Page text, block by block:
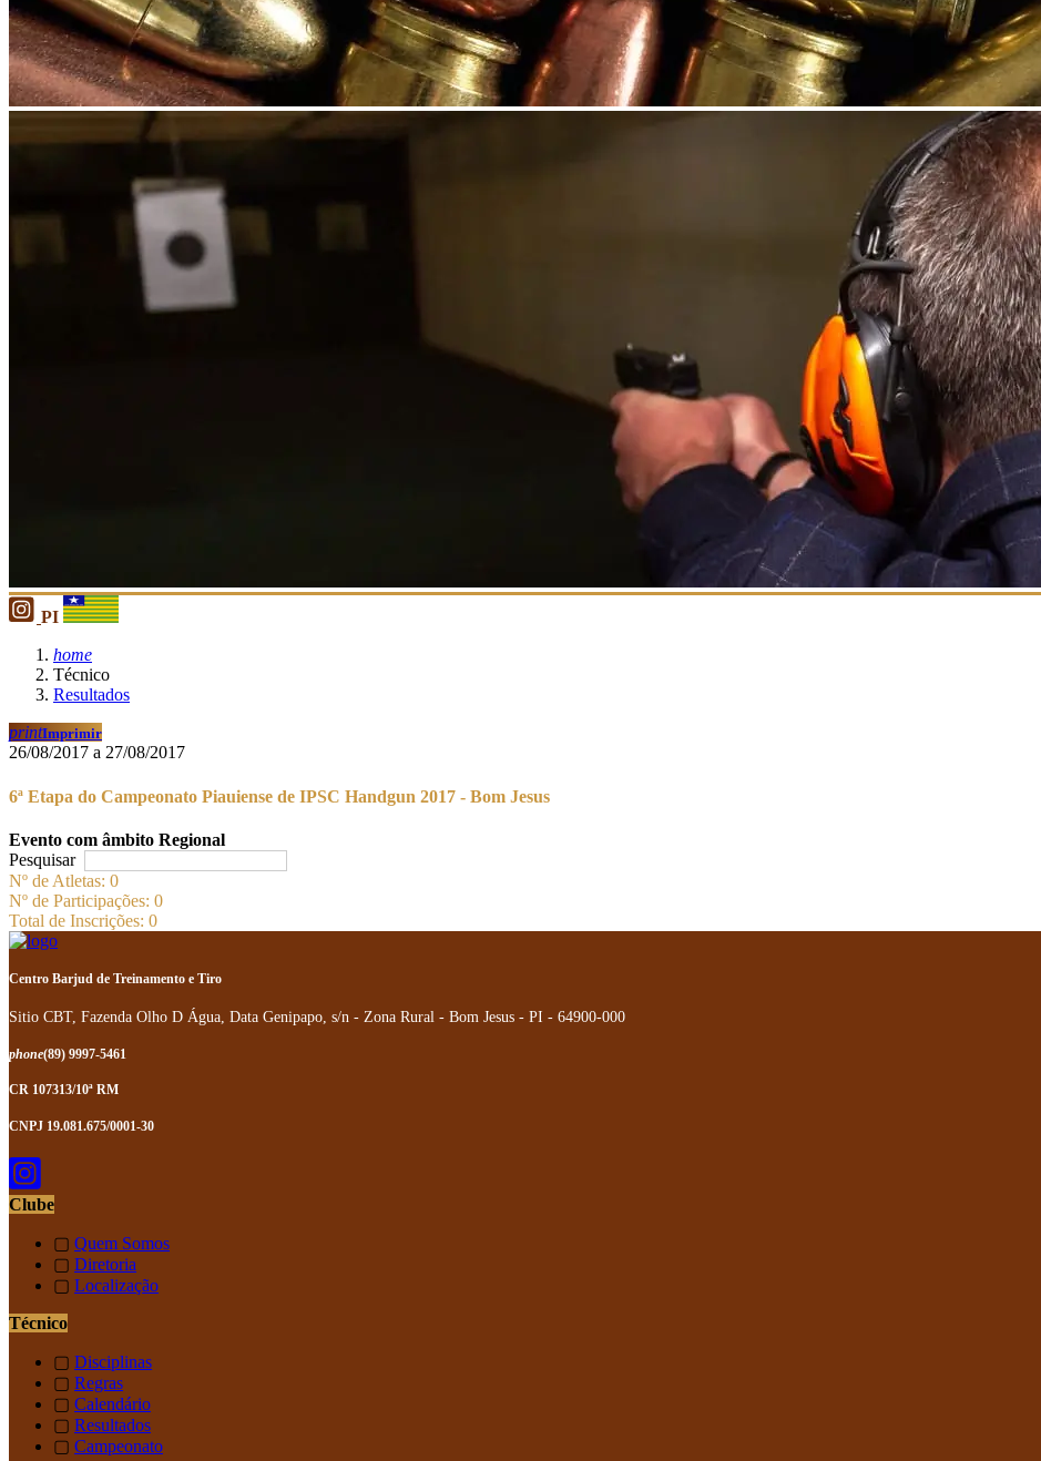
PI
home
Técnico
Resultados
printImprimir
26/08/2017 a 27/08/2017
6ª Etapa do Campeonato Piauiense de IPSC Handgun 2017 - Bom Jesus
Evento com âmbito Regional
Pesquisar
Nº de Atletas: 0
Nº de Participações: 0
Total de Inscrições: 0
Centro Barjud de Treinamento e Tiro
Sitio CBT, Fazenda Olho D Água, Data Genipapo, s/n - Zona Rural - Bom Jesus - PI - 64900-000
phone(89) 9997-5461
CR 107313/10ª RM
CNPJ 19.081.675/0001-30
Clube
▢ Quem Somos
▢ Diretoria
▢ Localização
Técnico
▢ Disciplinas
▢ Regras
▢ Calendário
▢ Resultados
▢ Campeonato